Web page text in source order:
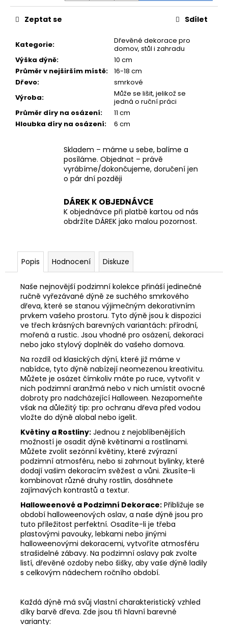
Kategorie:
Dřevěné dekorace pro
domov, stůl i zahradu
Výška dýně:
10 cm
Průměr v nejširším místě:
16-18 cm
Dřevo:
smrkové
Výroba:
Může se lišit, jelikož se
jedná o ruční práci
Průměr díry na osázení:
11 cm
Hloubka díry na osázení: 6 cm
Zeptat se Sdílet
Skladem – máme u sebe, balíme a
posíláme. Objednat – právě
vyrábíme/dokončujeme, doručení jen
o pár dní později
DÁREK K OBJEDNÁVCE
K objednávce při platbě kartou od nás
obdržíte DÁREK jako malou pozornost.
Popis Hodnocení Diskuze
Naše nejnovější podzimní kolekce přináší jedinečné
ručně vyřezávané dýně ze suchého smrkového
dřeva, které se stanou výjimečným dekorativním
prvkem vašeho prostoru. Tyto dýně jsou k dispozici
ve třech krásných barevných variantách: přírodní,
mořená a rustic. Jsou vhodné pro osázení, dekoraci
nebo jako stylový doplněk do vašeho domova.
Na rozdíl od klasických dýní, které již máme v
nabídce, tyto dýně nabízejí neomezenou kreativitu.
Můžete je osázet čímkoliv máte po ruce, vytvořit v
nich podzimní aranžmá nebo v nich umístit ovocné
dobroty pro nadcházející Halloween. Nezapomeňte
však na důležitý tip: pro ochranu dřeva před vodou
vložte do dýně alobal nebo igelit.
Květiny a Rostliny: Jednou z nejoblíbenějších
možností je osadit dýně květinami a rostlinami.
Můžete zvolit sezónní květiny, které zvýrazní
podzimní atmosféru, nebo si zahrnout bylinky, které
dodají vašim dekoracím svěžest a vůni. Zkusíte-li
kombinovat různé druhy rostlin, dosáhnete
zajímavých kontrastů a textur.
Halloweenové a Podzimní Dekorace: Přibližuje se
období halloweenových oslav, a naše dýně jsou pro
tuto příležitost perfektní. Osadíte-li je třeba
plastovými pavouky, lebkami nebo jinými
halloweenovými dekoracemi, vytvoříte atmosféru
strašidelné zábavy. Na podzimní oslavy pak zvolte
listí, dřevěné ozdoby nebo šišky, aby vaše dýně ladily
s celkovým nádechem ročního období.
Každá dýně má svůj vlastní charakteristický vzhled
díky barvě dřeva. Zde jsou tři hlavní barevné
varianty:
JEMNÉ
KRÉMOVÉ
BARVĚ
59
Kč
Původně:
75
Kč